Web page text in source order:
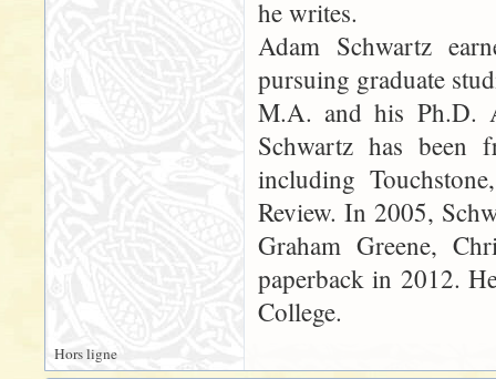
he writes.
Adam Schwartz
pursuing graduate
M.A. and his Ph.D.
Schwartz has been
including
Review. In 2005,
Graham Greene,
paperback in 2012.
College.
Hors ligne